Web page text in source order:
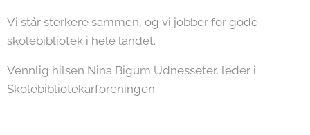
Vi står sterkere sammen, og vi jobber for gode
skolebibliotek i hele landet.
Vennlig hilsen Nina Bigum Udnesseter, leder i
Skolebibliotekarforeningen.